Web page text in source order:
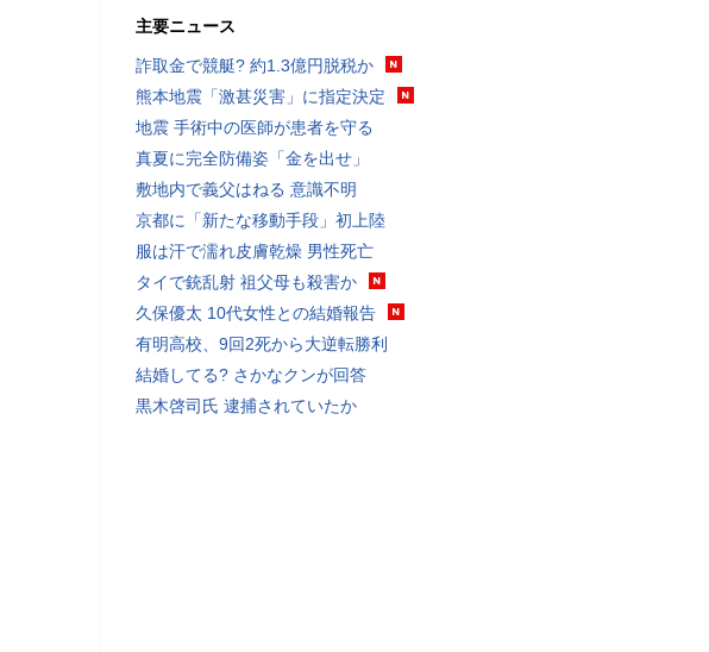
主要ニュース
詐取金で競艇? 約1.3億円脱税か
熊本地震「激甚災害」に指定決定
地震 手術中の医師が患者を守る
真夏に完全防備姿「金を出せ」
敷地内で義父はねる 意識不明
京都に「新たな移動手段」初上陸
服は汗で濡れ皮膚乾燥 男性死亡
タイで銃乱射 祖父母も殺害か
久保優太 10代女性との結婚報告
有明高校、9回2死から大逆転勝利
結婚してる? さかなクンが回答
黒木啓司氏 逮捕されていたか